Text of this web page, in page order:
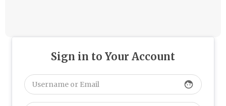
Sign in to Your Account
face